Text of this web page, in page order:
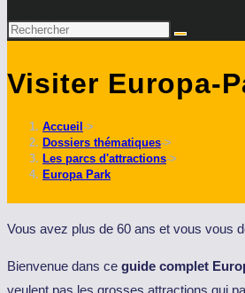
Rechercher
ce
Visiter Europa-
Accueil ->
Dossiers thématiques->
Les parcs d'attractions->
Europa Park
Vous avez plus de 60 ans et vous vous
Bienvenue dans ce guide complet
veulent pas les grosses attractions qui